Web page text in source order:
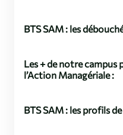
BTS SAM : les
Les + de notre campus
l’Action Managériale :
BTS SAM : les profils